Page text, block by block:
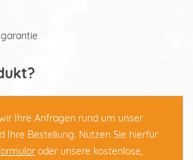
Ihre Anfragen rund um unser
Ihre Bestellung. Nutzen Sie hierfür
oder unsere kostenlose,